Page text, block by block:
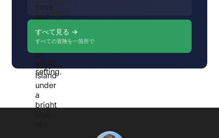
すべて見る →
すべての冒険を一箇所で